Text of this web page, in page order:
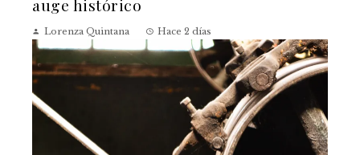
auge histórico
Lorenza Quintana Hace 2 días